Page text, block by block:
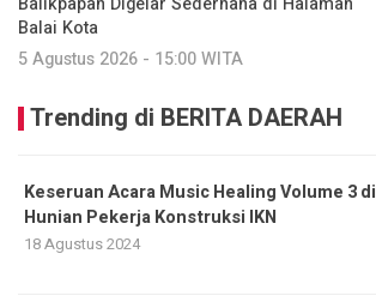
Balai Kota
5 Agustus 2026 - 15:00 WITA
Trending di BERITA DAERAH
Keseruan Acara Music Healing Volume 3 di
Hunian Pekerja Konstruksi IKN
18 Agustus 2024